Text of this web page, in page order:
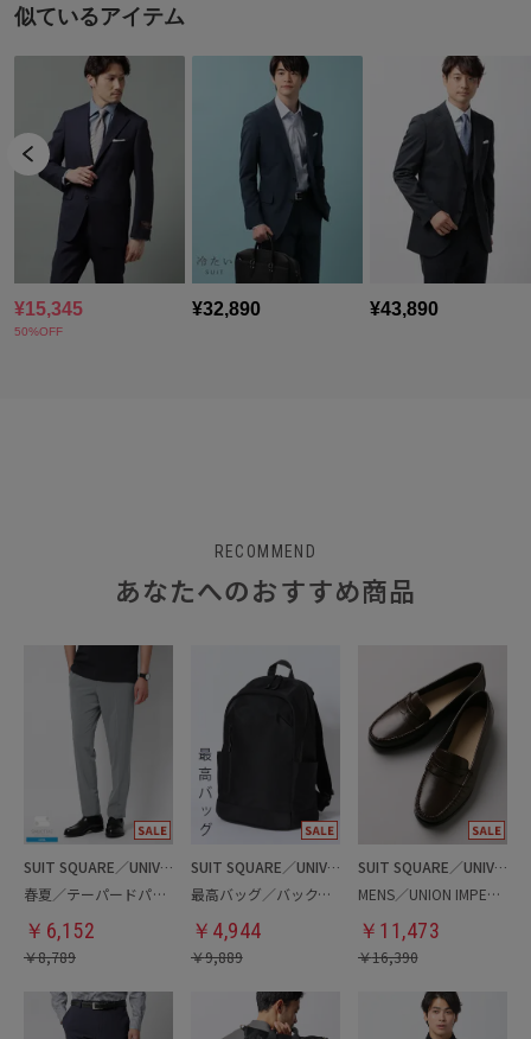
RECOMMEND
あなたへのおすすめ商品
SUIT SQUARE／UNIVERSAL LANGUAGE
春夏／テーパードパンツ
￥ 6,152
￥8,789
SUIT SQUARE／UNIVERSAL LANGUAGE
最高バッグ／バックパック
￥ 4,944
￥9,889
SUIT SQUARE／UNIVERSAL LANGUAGE
MENS／UNION IMPERIAL監修／コインローファー
￥ 11,473
￥16,390